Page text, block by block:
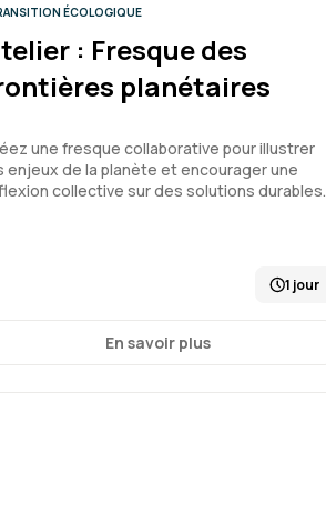
ÉCOLOGIQUE
: Fresque des
planétaires
une fresque collaborative pour illustrer
enjeux de la planète et encourager une
collective sur des solutions durables.
1 jour
En savoir plus